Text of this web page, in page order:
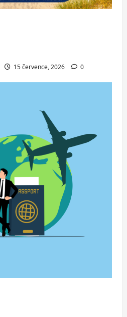
15 července, 2026 0